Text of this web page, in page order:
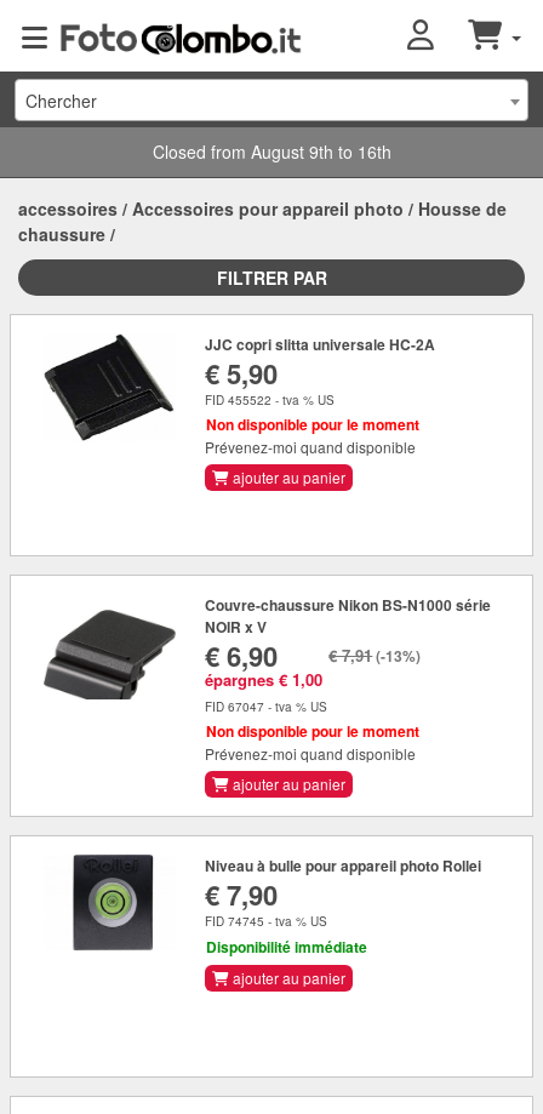
Chercher
Closed from August 9th to 16th
accessoires / Accessoires pour appareil photo / Housse de
chaussure /
FILTRER PAR
JJC copri slitta universale HC-2A
€ 5,90
FID 455522 - tva % US
Non disponible pour le moment
Prévenez-moi quand disponible
ajouter au panier
Couvre-chaussure Nikon BS-N1000 série
NOIR x V
€ 6,90
épargnes € 1,00
€ 7,91(-13%)
FID 67047 - tva % US
Non disponible pour le moment
Prévenez-moi quand disponible
ajouter au panier
Niveau à bulle pour appareil photo Rollei
€ 7,90
FID 74745 - tva % US
Disponibilité immédiate
ajouter au panier